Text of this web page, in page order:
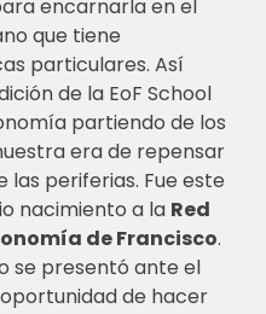
encarnarla en el
que tiene
particulares. Así
de la EoF School
partiendo de los
era de repensar
periferias. Fue este
nacimiento a la Red
de Francisco.
se presentó ante el
oportunidad de hacer